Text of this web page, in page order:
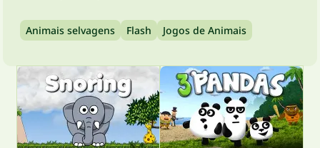
Animais selvagens Flash Jogos de Animais